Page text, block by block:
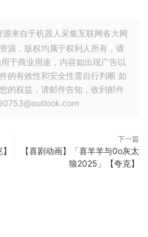
来自于机器人采集互联网各大网
源，版权均属于权利人所有，请
于商业用途，内容如出现广告以
的有效性和安全性需自行判断 如
的权益，请邮件告知，收到邮件
下一篇
【喜剧动画】「喜羊羊与0o灰太
狼2025」【夸克】